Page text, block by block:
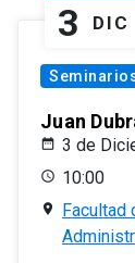
3 DIC
Juan
3 de
10:00
Facultad